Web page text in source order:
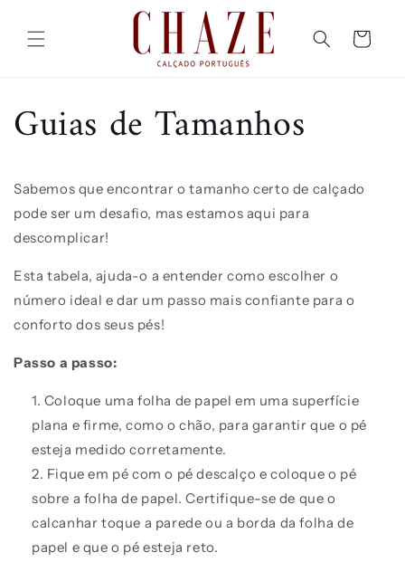
conteúdo
Carrinho
Guias de Tamanhos
Sabemos que encontrar o tamanho certo de calçado
pode ser um desafio, mas estamos aqui para
descomplicar!
Esta tabela, ajuda-o a entender como escolher o
número ideal e dar um passo mais confiante para o
conforto dos seus pés!
Passo a passo:
Coloque uma folha de papel em uma superfície
plana e firme, como o chão, para garantir que o pé
esteja medido corretamente.
Fique em pé com o pé descalço e coloque o pé
sobre a folha de papel. Certifique-se de que o
calcanhar toque a parede ou a borda da folha de
papel e que o pé esteja reto.